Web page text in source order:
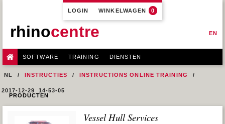
LOGIN WINKELWAGEN 0
EN
rhinocentre
SOFTWARE TRAINING DIENSTEN
NL INSTRUCTIES INSTRUCTIONS ONLINE TRAINING
2017-12-29_14-53-05
PRODUCTEN
Vessel Hull Services